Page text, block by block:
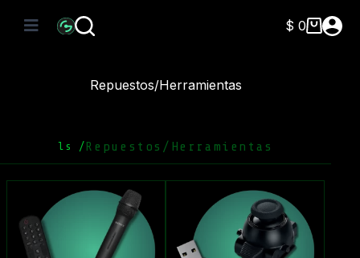
Carro
$ 0
Repuestos/Herramientas
ls / Repuestos/Herramientas